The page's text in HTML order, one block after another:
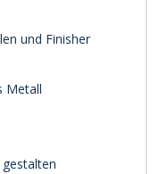
und Finisher
Metall